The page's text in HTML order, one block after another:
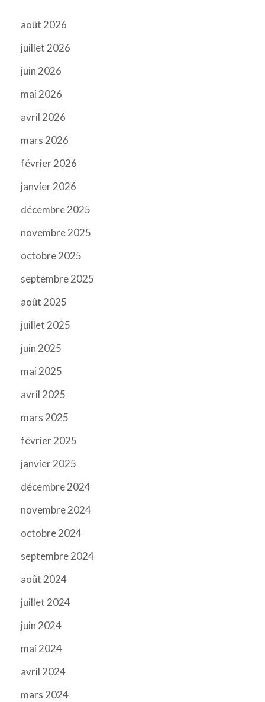
août 2026
juillet 2026
juin 2026
mai 2026
avril 2026
mars 2026
février 2026
janvier 2026
décembre 2025
novembre 2025
octobre 2025
septembre 2025
août 2025
juillet 2025
juin 2025
mai 2025
avril 2025
mars 2025
février 2025
janvier 2025
décembre 2024
novembre 2024
octobre 2024
septembre 2024
août 2024
juillet 2024
juin 2024
mai 2024
avril 2024
mars 2024